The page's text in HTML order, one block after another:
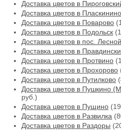
Доставка цветов в
Доставка цветов в Пласкинино
Доставка цветов в Поварово
Доставка цветов в Подольск
Доставка цветов в пос. Лесной
Доставка цветов в
Доставка цветов в Протвино
Доставка цветов в Прохорово
Доставка цветов в Путилково
Доставка цветов в Пушкино
руб.)
Доставка цветов в Пущино
Доставка цветов в Развилка
Доставка цветов в Раздоры